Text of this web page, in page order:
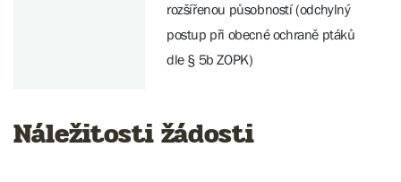
rozšířenou působností (odchylný
postup při obecné ochraně ptáků
dle § 5b ZOPK)
Náležitosti žádosti